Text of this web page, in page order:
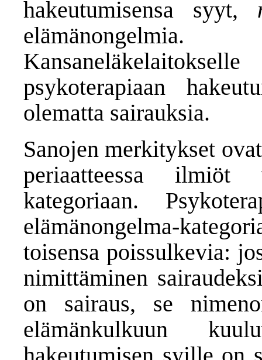
hakeutumisensa syyt,
psykoterapiaan
olematta sairauksia.
Sanojen merkitykset
periaatteessa ilmiöt
kategoriaan.
elämänongelma-
toisensa poissulkevia:
nimittäminen
on sairaus, se
elämänkulkuun